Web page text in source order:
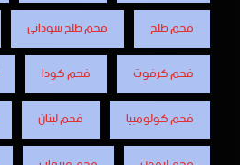
فحم طلح
فحم طلح سودانى
فحم كرفوت
فحم كودا
فحم كولومبيا
فحم لبنان